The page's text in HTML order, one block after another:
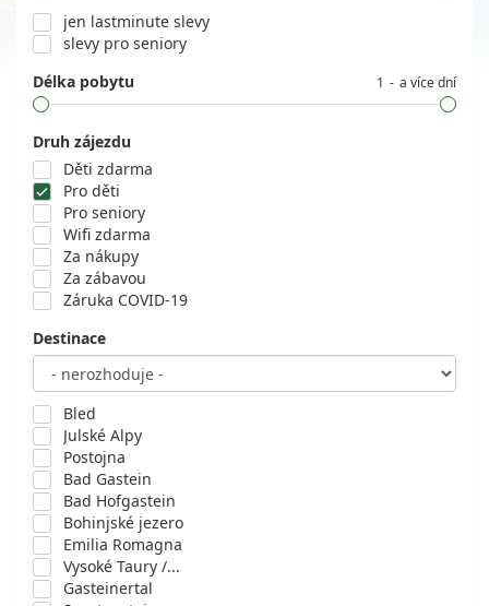
jen lastminute slevy
slevy pro seniory
Délka pobytu
1 a více dní
Druh zájezdu
Děti zdarma
Pro děti
Pro seniory
Wifi zdarma
Za nákupy
Za zábavou
Záruka COVID-19
Destinace
Bled
Julské Alpy
Postojna
Bad Gastein
Bad Hofgastein
Bohinjské jezero
Emilia Romagna
Vysoké Taury /...
Gasteinertal